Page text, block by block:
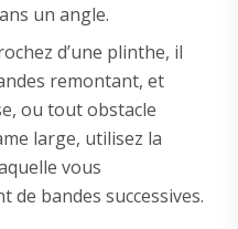
un angle.
d’une plinthe, il
remontant, et
ou tout obstacle
large, utilisez la
vous
de bandes successives.